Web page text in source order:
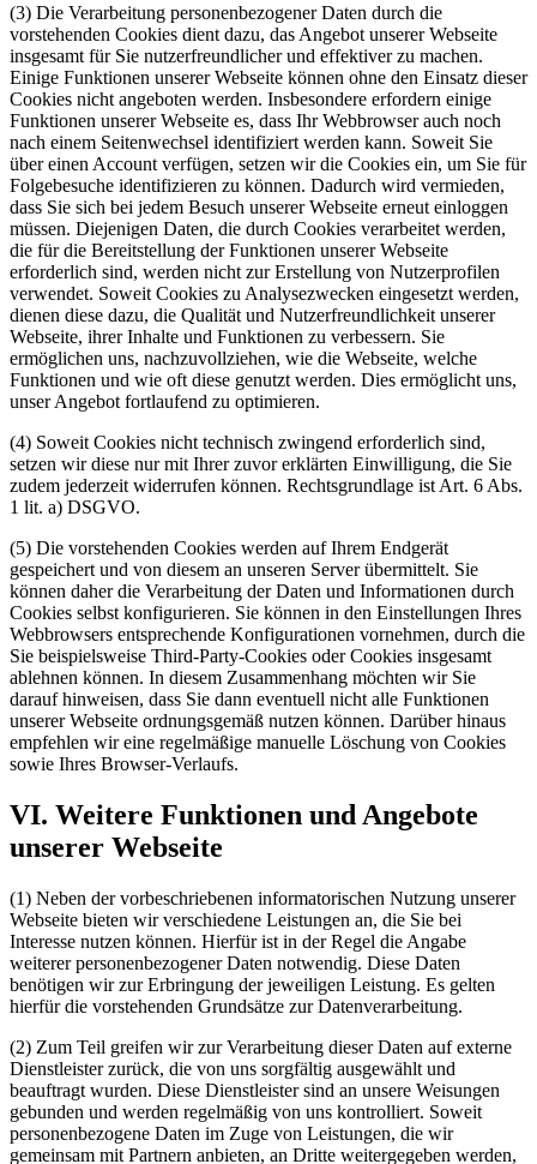
(3) Die Verarbeitung personenbezogener Daten durch die
vorstehenden Cookies dient dazu, das Angebot unserer Webseite
insgesamt für Sie nutzerfreundlicher und effektiver zu machen.
Einige Funktionen unserer Webseite können ohne den Einsatz dieser
Cookies nicht angeboten werden. Insbesondere erfordern einige
Funktionen unserer Webseite es, dass Ihr Webbrowser auch noch
nach einem Seitenwechsel identifiziert werden kann. Soweit Sie
über einen Account verfügen, setzen wir die Cookies ein, um Sie für
Folgebesuche identifizieren zu können. Dadurch wird vermieden,
dass Sie sich bei jedem Besuch unserer Webseite erneut einloggen
müssen. Diejenigen Daten, die durch Cookies verarbeitet werden,
die für die Bereitstellung der Funktionen unserer Webseite
erforderlich sind, werden nicht zur Erstellung von Nutzerprofilen
verwendet. Soweit Cookies zu Analysezwecken eingesetzt werden,
dienen diese dazu, die Qualität und Nutzerfreundlichkeit unserer
Webseite, ihrer Inhalte und Funktionen zu verbessern. Sie
ermöglichen uns, nachzuvollziehen, wie die Webseite, welche
Funktionen und wie oft diese genutzt werden. Dies ermöglicht uns,
unser Angebot fortlaufend zu optimieren.
(4) Soweit Cookies nicht technisch zwingend erforderlich sind,
setzen wir diese nur mit Ihrer zuvor erklärten Einwilligung, die Sie
zudem jederzeit widerrufen können. Rechtsgrundlage ist Art. 6 Abs.
1 lit. a) DSGVO.
(5) Die vorstehenden Cookies werden auf Ihrem Endgerät
gespeichert und von diesem an unseren Server übermittelt. Sie
können daher die Verarbeitung der Daten und Informationen durch
Cookies selbst konfigurieren. Sie können in den Einstellungen Ihres
Webbrowsers entsprechende Konfigurationen vornehmen, durch die
Sie beispielsweise Third-Party-Cookies oder Cookies insgesamt
ablehnen können. In diesem Zusammenhang möchten wir Sie
darauf hinweisen, dass Sie dann eventuell nicht alle Funktionen
unserer Webseite ordnungsgemäß nutzen können. Darüber hinaus
empfehlen wir eine regelmäßige manuelle Löschung von Cookies
sowie Ihres Browser-Verlaufs.
VI. Weitere Funktionen und Angebote
unserer Webseite
(1) Neben der vorbeschriebenen informatorischen Nutzung unserer
Webseite bieten wir verschiedene Leistungen an, die Sie bei
Interesse nutzen können. Hierfür ist in der Regel die Angabe
weiterer personenbezogener Daten notwendig. Diese Daten
benötigen wir zur Erbringung der jeweiligen Leistung. Es gelten
hierfür die vorstehenden Grundsätze zur Datenverarbeitung.
(2) Zum Teil greifen wir zur Verarbeitung dieser Daten auf externe
Dienstleister zurück, die von uns sorgfältig ausgewählt und
beauftragt wurden. Diese Dienstleister sind an unsere Weisungen
gebunden und werden regelmäßig von uns kontrolliert. Soweit
personenbezogene Daten im Zuge von Leistungen, die wir
gemeinsam mit Partnern anbieten, an Dritte weitergegeben werden,